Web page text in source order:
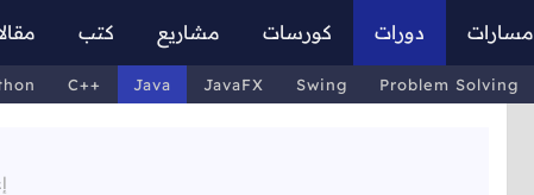
مسارات دورات كورسات مشاريع كتب
C++ Java JavaFX Swing Problem Solving